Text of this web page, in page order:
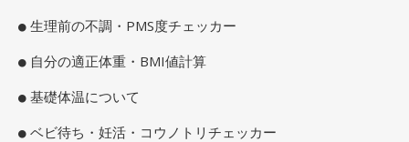
生理前の不調・PMS度チェッカー
自分の適正体重・BMI値計算
基礎体温について
ベビ待ち・妊活・コウノトリチェッカー